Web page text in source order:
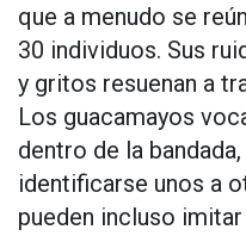
que a menudo se
30 individuos. Sus
y gritos resuenan a
Los guacamayos
dentro de la
identificarse unos a
pueden incluso imitar